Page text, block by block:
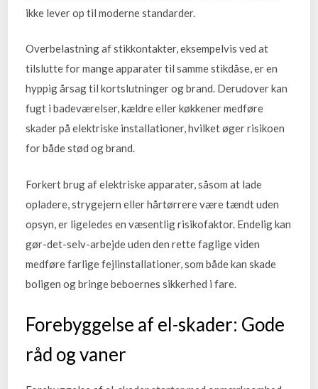
ikke lever op til moderne standarder.
Overbelastning af stikkontakter, eksempelvis ved at
tilslutte for mange apparater til samme stikdåse, er en
hyppig årsag til kortslutninger og brand. Derudover kan
fugt i badeværelser, kældre eller køkkener medføre
skader på elektriske installationer, hvilket øger risikoen
for både stød og brand.
Forkert brug af elektriske apparater, såsom at lade
opladere, strygejern eller hårtørrere være tændt uden
opsyn, er ligeledes en væsentlig risikofaktor. Endelig kan
gør-det-selv-arbejde uden den rette faglige viden
medføre farlige fejlinstallationer, som både kan skade
boligen og bringe beboernes sikkerhed i fare.
Forebyggelse af el-skader: Gode
råd og vaner